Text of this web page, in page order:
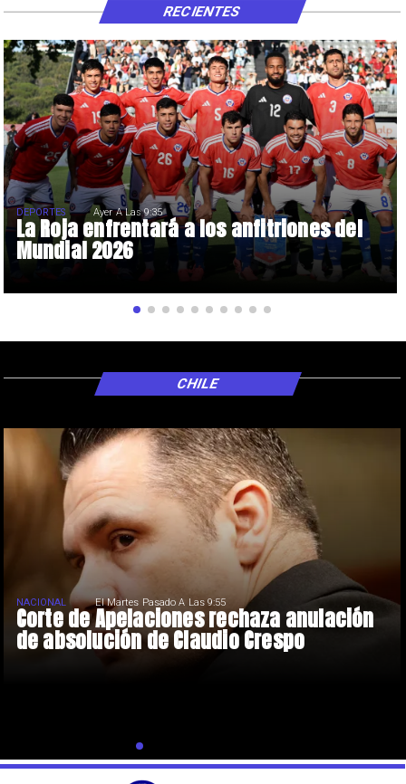
La Roja enfrentará a los anfitriones del
Mundial 2026
DEPORTES Ayer A Las 9:35
RECIENTES
Corte de Apelaciones rechaza anulación
de absolución de Claudio Crespo
NACIONAL El Martes Pasado A Las 9:55
CHILE